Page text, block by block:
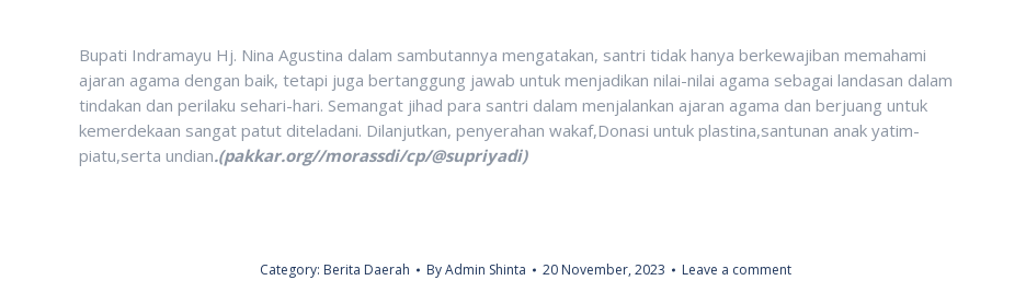
Bupati Indramayu Hj. Nina Agustina dalam sambutannya mengatakan, santri tidak hanya berkewajiban memahami
ajaran agama dengan baik, tetapi juga bertanggung jawab untuk menjadikan nilai-nilai agama sebagai landasan dalam
tindakan dan perilaku sehari-hari. Semangat jihad para santri dalam menjalankan ajaran agama dan berjuang untuk
kemerdekaan sangat patut diteladani. Dilanjutkan, penyerahan wakaf,Donasi untuk plastina,santunan anak yatim-
piatu,serta undian.(pakkar.org//morassdi/cp/@supriyadi)
Category: Berita Daerah ByAdmin Shinta 20 November, 2023 Leave a comment